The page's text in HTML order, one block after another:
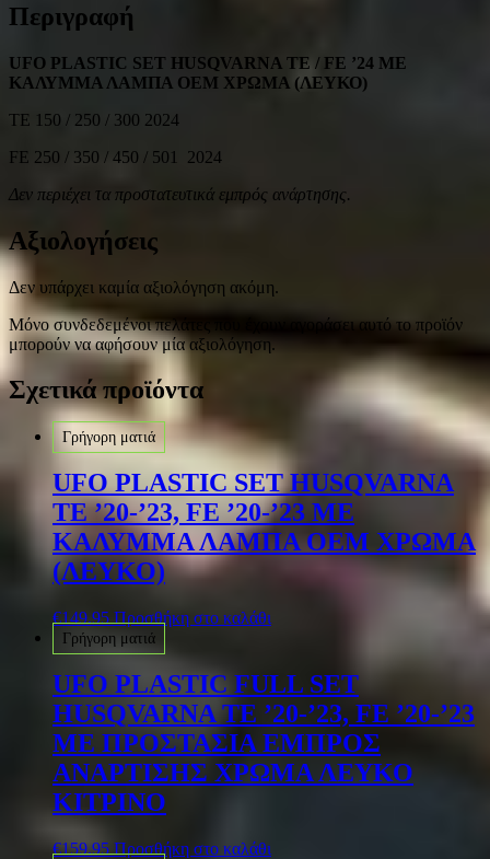
Περιγραφή
UFO PLASTIC SET HUSQVARNA TE / FE ’24 ΜΕ
ΚΑΛΥΜΜΑ ΛΑΜΠΑ OEM ΧΡΩΜΑ (ΛΕΥΚΟ)
TE 150 / 250 / 300 2024
FE 250 / 350 / 450 / 501 2024
Δεν περιέχει τα προστατευτικά εμπρός ανάρτησης.
Αξιολογήσεις
Δεν υπάρχει καμία αξιολόγηση ακόμη.
Μόνο συνδεδεμένοι πελάτες που έχουν αγοράσει αυτό το προϊόν
μπορούν να αφήσουν μία αξιολόγηση.
Σχετικά προϊόντα
Γρήγορη ματιά
UFO PLASTIC SET HUSQVARNA
TE ’20-’23, FE ’20-’23 ΜΕ
ΚΑΛΥΜΜΑ ΛΑΜΠΑ OEM ΧΡΩΜΑ
(ΛΕΥΚΟ)
€149.95 Προσθήκη στο καλάθι
Γρήγορη ματιά
UFO PLASTIC FULL SET
HUSQVARNA TE ’20-’23, FE ’20-’23
ΜΕ ΠΡΟΣΤΑΣΙΑ ΕΜΠΡΟΣ
ΑΝΑΡΤΙΣΗΣ ΧΡΩΜΑ ΛΕΥΚΟ
ΚΙΤΡΙΝΟ
€159.95 Προσθήκη στο καλάθι